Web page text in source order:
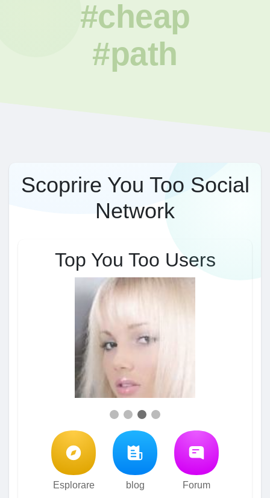
#cheap
#path
Scoprire You Too Social
Network
Top You Too Users
Esplorare blog Forum